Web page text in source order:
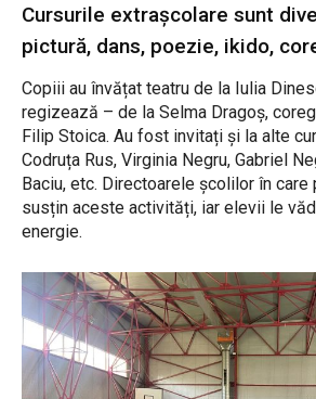
Cursurile extrașcolare sunt
pictură, dans, poezie, ikido,
Copiii au învățat teatru de la Iulia
regizează – de la Selma Dragoș,
Filip Stoica. Au fost invitați și la alte
Codruța Rus, Virginia Negru, Gabriel
Baciu, etc. Directoarele școlilor în care
susțin aceste activități, iar elevii le
energie.